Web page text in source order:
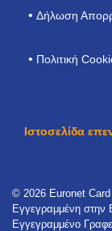
Δήλωση
Πολιτική
Ιστοσελίδα
© 2026 Euronet
Εγγεγραμμένη στην
Εγγεγραμμένο